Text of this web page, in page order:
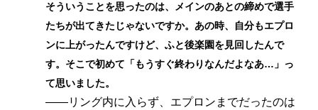
そういうことを思ったのは、メインのあとの締めで選手
たちが出てきたじゃないですか。あの時、自分もエプロ
ンに上がったんですけど、ふと後楽園を見回したんで
す。そこで初めて「もうすぐ終わりなんだよなあ…」っ
て思いました。
――リング内に入らず、エプロンまでだったのは